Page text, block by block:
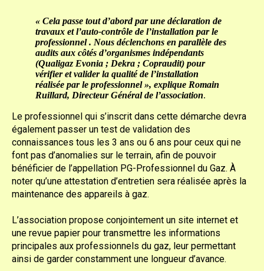
« Cela passe tout d’abord par une déclaration de
travaux et l’auto-contrôle de l’installation par le
professionnel . Nous déclenchons en parallèle des
audits aux côtés d’organismes indépendants
(Qualigaz Evonia ; Dekra ; Copraudit) pour
vérifier et valider la qualité de l’installation
réalisée par le professionnel », explique Romain
Ruillard, Directeur Général de l’association.
Le professionnel qui s’inscrit dans cette démarche devra
également passer un test de validation des
connaissances tous les 3 ans ou 6 ans pour ceux qui ne
font pas d’anomalies sur le terrain, afin de pouvoir
bénéficier de l’appellation PG-Professionnel du Gaz. À
noter qu’une attestation d’entretien sera réalisée après la
maintenance des appareils à gaz.
L’association propose conjointement un site internet et
une revue papier pour transmettre les informations
principales aux professionnels du gaz, leur permettant
ainsi de garder constamment une longueur d’avance.